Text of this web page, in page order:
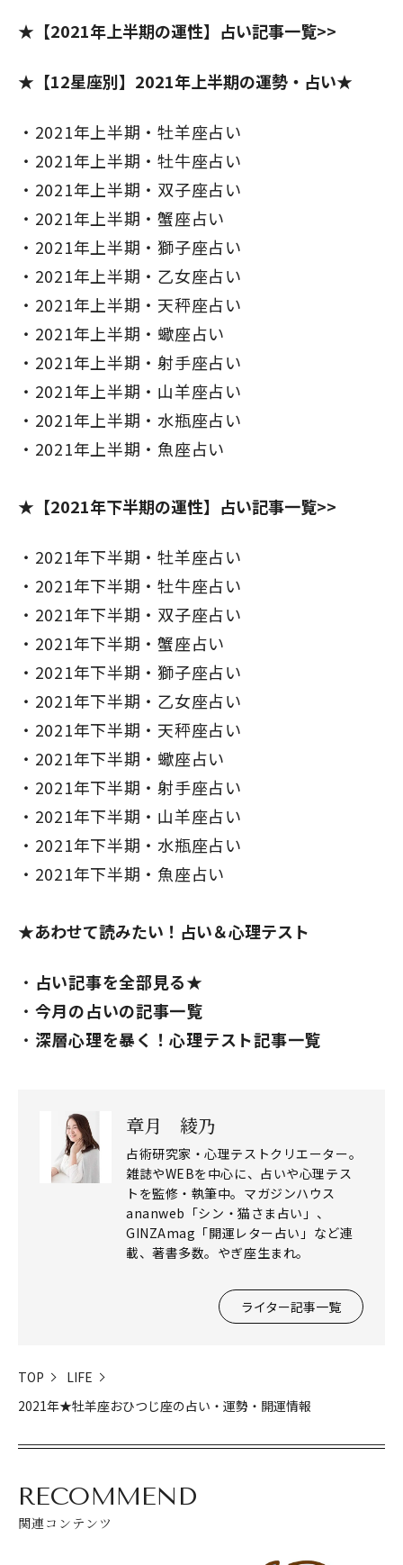
★【2021年上半期の運性】占い記事一覧>>
★【12星座別】2021年上半期の運勢・占い★
2021年上半期・牡羊座占い
2021年上半期・牡牛座占い
2021年上半期・双子座占い
2021年上半期・蟹座占い
2021年上半期・獅子座占い
2021年上半期・乙女座占い
2021年上半期・天秤座占い
2021年上半期・蠍座占い
2021年上半期・射手座占い
2021年上半期・山羊座占い
2021年上半期・水瓶座占い
2021年上半期・魚座占い
★【2021年下半期の運性】占い記事一覧>>
2021年下半期・牡羊座占い
2021年下半期・牡牛座占い
2021年下半期・双子座占い
2021年下半期・蟹座占い
2021年下半期・獅子座占い
2021年下半期・乙女座占い
2021年下半期・天秤座占い
2021年下半期・蠍座占い
2021年下半期・射手座占い
2021年下半期・山羊座占い
2021年下半期・水瓶座占い
2021年下半期・魚座占い
★あわせて読みたい！占い＆心理テスト
占い記事を全部見る★
今月の占いの記事一覧
深層心理を暴く！心理テスト記事一覧
章月 綾乃
占術研究家・心理テストクリエーター。
雑誌やWEBを中心に、占いや心理テス
トを監修・執筆中。マガジンハウス
ananweb「シン・猫さま占い」、
GINZAmag「開運レター占い」など連
載、著書多数。やぎ座生まれ。
ライター記事一覧
TOP
LIFE
2021年★牡羊座おひつじ座の占い・運勢・開運情報
RECOMMEND
関連コンテンツ
閉じる